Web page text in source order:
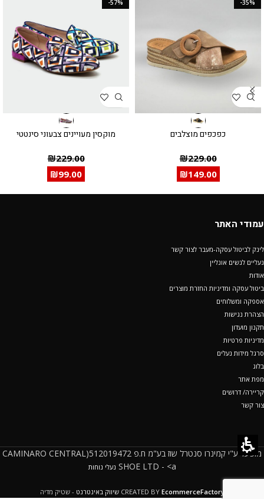
-35%
כפכפים מוצלבים
₪229.00
₪149.00
-57%
מוקסין מעויינים צבעוני סינטטי
₪229.00
₪99.00
עמודי האתר
לינק לביטול עסקה-מעבר לצור קשר
נעליים לנשים אונליין
אודות
ביטול עסקה ומדיניות החזרת מוצרים
אספקה ומשלוחים
הצהרת נגישות
תקנון מועדון
מדיניות פרטיות
סרגל מידות נעלים
בלוג
מפת אתר
קריירה/ דרושים
צור קשר
מופעל ע"י קמינרו סנטרל שוז בע"מ ח.פ 512019472(CAMINARO CENTRAL
SHOE LTD - <a נעלי נוחות
CREATED BY EcommerceFactory שיווק באינטרנט - שטיק מדיה